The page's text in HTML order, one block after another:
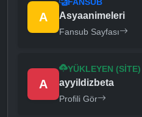
A Asyaanimeleri
Fansub Sayfası
A
YÜKLEYEN (SITE)
ayyildizbeta
Profili Gör